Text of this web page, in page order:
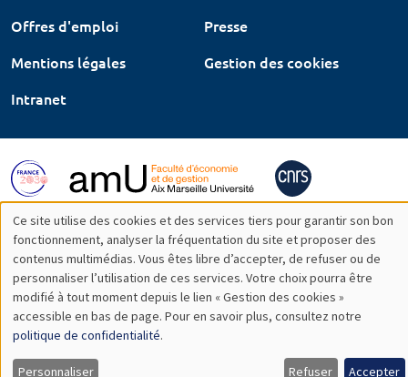
Offres d'emploi
Presse
Mentions légales
Gestion des cookies
Intranet
Utilisation
des
données
personnelles
et
Ce site utilise des cookies et des services tiers pour garantir son bon
fonctionnement, analyser la fréquentation du site et proposer des
contenus multimédias. Vous êtes libre d’accepter, de refuser ou de
personnaliser l’utilisation de ces services. Votre choix pourra être
modifié à tout moment depuis le lien « Gestion des cookies »
accessible en bas de page. Pour en savoir plus, consultez notre
politique de confidentialité.
Personnaliser Refuser Accepter